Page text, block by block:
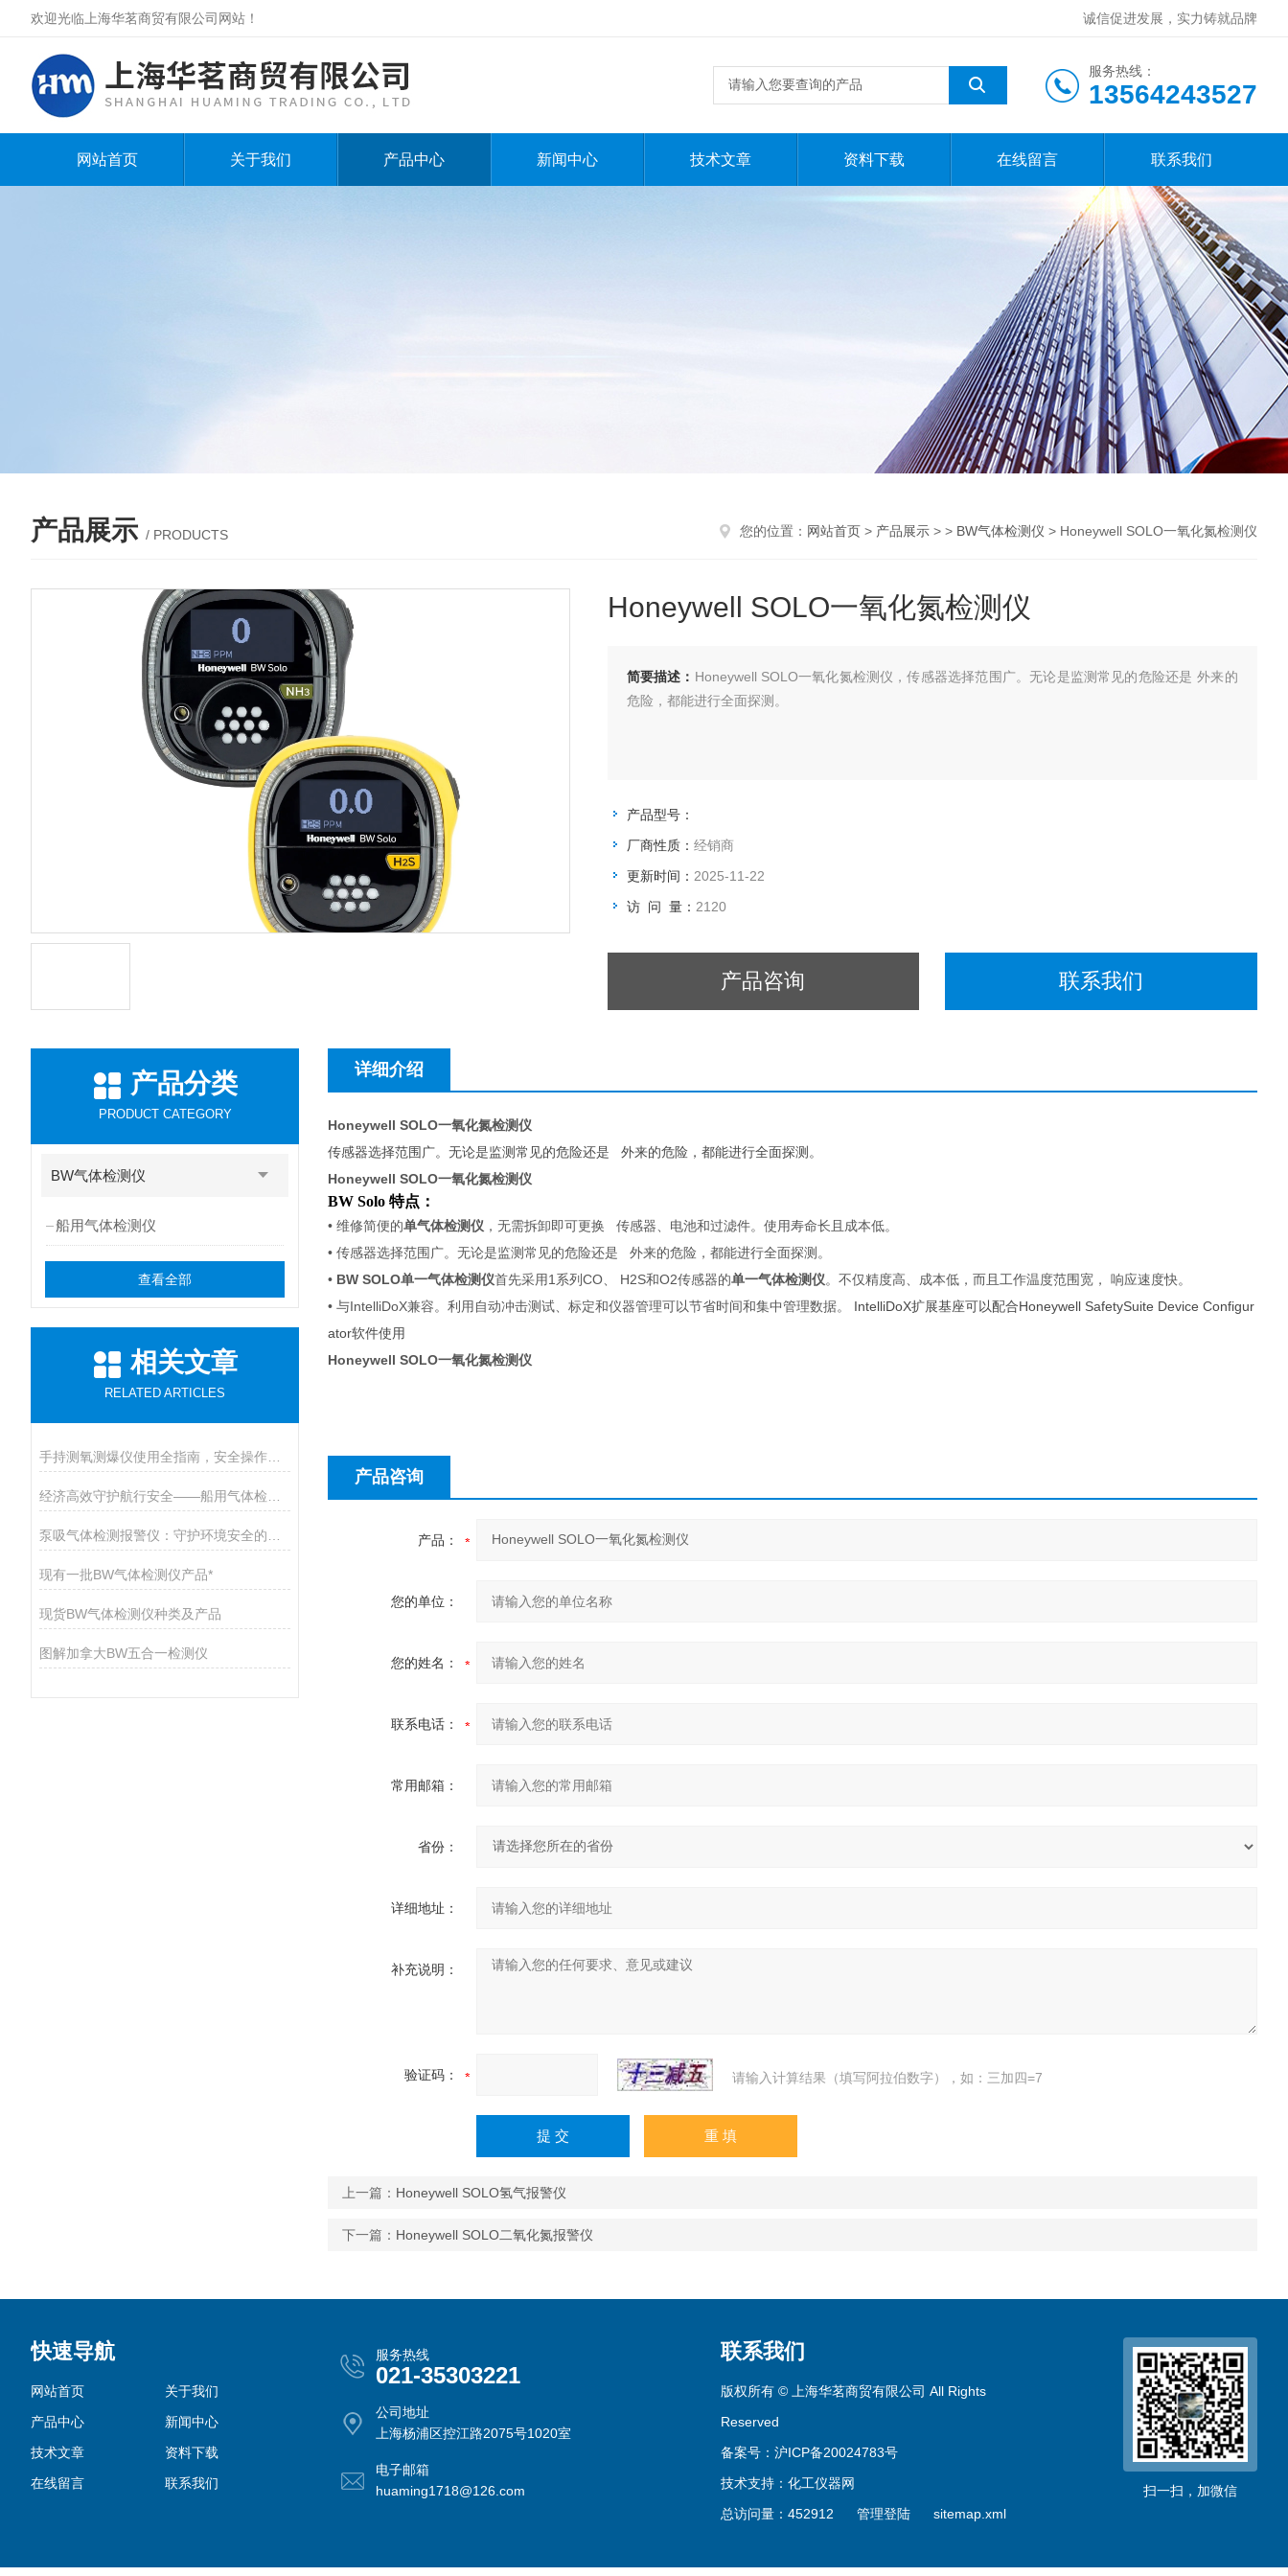
欢迎光临上海华茗商贸有限公司网站！ 诚信促进发展，实力铸就品牌
服务热线：
13564243527
网站首页 关于我们 产品中心 新闻中心 技术文章 资料下载 在线留言 联系我们
产品展示 / PRODUCTS 您的位置： 网站首页 > 产品展示 > > BW气体检测仪 > Honeywell SOLO一氧化氮检测仪
Honeywell SOLO一氧化氮检测仪
简要描述： Honeywell SOLO一氧化氮检测仪，传感器选择范围广。无论是监测常见的危险还是 外来的
危险，都能进行全面探测。
产品型号：
厂商性质： 经销商
更新时间： 2025-11-22
访 问 量： 2120
产品咨询 联系我们
产品分类
PRODUCT CATEGORY
BW气体检测仪
船用气体检测仪
查看全部
相关文章
RELATED ARTICLES
现有一批BW气体检测仪产品*
现货BW气体检测仪种类及产品
图解加拿大BW五合一检测仪
详细介绍
Honeywell SOLO一氧化氮检测仪
传感器选择范围广。无论是监测常见的危险还是 外来的危险，都能进行全面探测。
Honeywell SOLO一氧化氮检测仪
BW Solo 特点：
• 维修简便的单气体检测仪 ，无需拆卸即可更换 传感器、电池和过滤件。使用寿命长且成本低。
• 传感器选择范围广。无论是监测常见的危险还是 外来的危险，都能进行全面探测。
• BW SOLO单一气体检测仪首先采用1系列CO、 H2S和O2传感器的单一气体检测仪。不仅精度高、成本低，而且工作温度范围宽， 响应速度快。
• 与IntelliDoX兼容。利用自动冲击测试、标定和仪器管理可以节省时间和集中管理数据。
IntelliDoX扩展基座可以配合Honeywell SafetySuite Device Configur
ator软件使用
Honeywell SOLO一氧化氮检测仪
产品咨询
产品：
您的单位：
您的姓名：
联系电话：
常用邮箱：
省份：
详细地址：
补充说明：
验证码： 请输入计算结果（填写阿拉伯数字），如：三加四=7
上一篇： Honeywell SOLO氢气报警仪
下一篇： Honeywell SOLO二氧化氮报警仪
快速导航
网站首页
关于我们
产品中心
新闻中心
技术文章
资料下载
在线留言
联系我们
服务热线
021-35303221
公司地址
上海杨浦区控江路2075号1020室
电子邮箱
huaming1718@126.com
联系我们
版权所有 © 上海华茗商贸有限公司 All Rights
Reserved
备案号：沪ICP备20024783号
技术支持： 化工仪器网
总访问量：452912 管理登陆 sitemap.xml
扫一扫，加微信